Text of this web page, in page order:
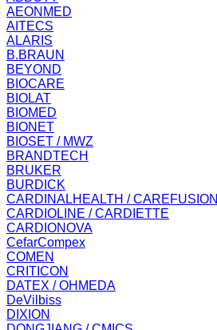
AEONMED
AITECS
ALARIS
B.BRAUN
BEYOND
BIOCARE
BIOLAT
BIOMED
BIONET
BIOSET / MWZ
BRANDTECH
BRUKER
BURDICK
CARDINALHEALTH / CAREFUSION
CARDIOLINE / CARDIETTE
CARDIONOVA
CefarCompex
COMEN
CRITICON
DATEX / OHMEDA
DeVilbiss
DIXION